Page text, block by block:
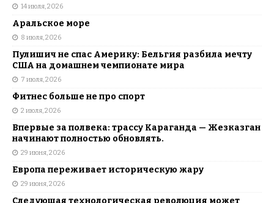
14 июля, 2026
Аральское море
8 июля, 2026
Пулишич не спас Америку: Бельгия разбила мечту
США на домашнем чемпионате мира
7 июля, 2026
Фитнес больше не про спорт
2 июля, 2026
Впервые за полвека: трассу Караганда — Жезказган
начинают полностью обновлять.
29 июня, 2026
Европа переживает историческую жару
29 июня, 2026
Следующая технологическая революция может